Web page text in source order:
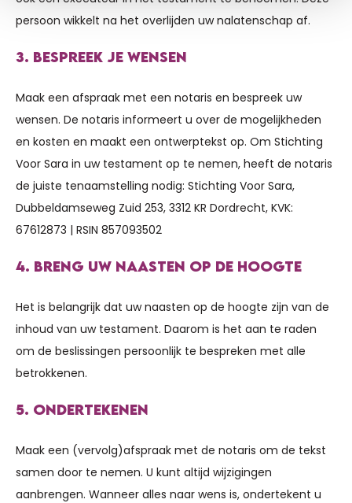
persoon wikkelt na het overlijden uw nalatenschap af.
3. BESPREEK JE WENSEN
Maak een afspraak met een notaris en bespreek uw
wensen. De notaris informeert u over de mogelijkheden
en kosten en maakt een ontwerptekst op. Om Stichting
Voor Sara in uw testament op te nemen, heeft de notaris
de juiste tenaamstelling nodig: Stichting Voor Sara,
Dubbeldamseweg Zuid 253, 3312 KR Dordrecht, KVK:
67612873 | RSIN 857093502
4. BRENG UW NAASTEN OP DE HOOGTE
Het is belangrijk dat uw naasten op de hoogte zijn van de
inhoud van uw testament. Daarom is het aan te raden
om de beslissingen persoonlijk te bespreken met alle
betrokkenen.
5. ONDERTEKENEN
Maak een (vervolg)afspraak met de notaris om de tekst
samen door te nemen. U kunt altijd wijzigingen
aanbrengen. Wanneer alles naar wens is, ondertekent u